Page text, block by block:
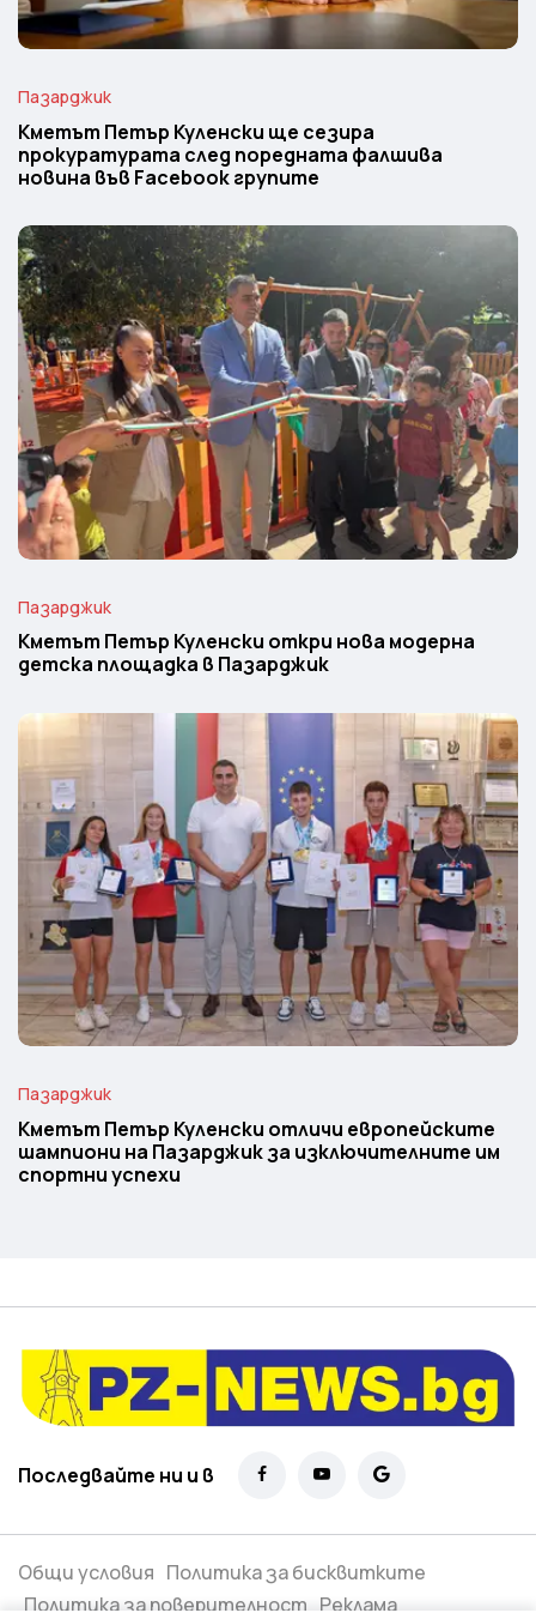
Пазарджик
Кметът Петър Куленски ще сезира
прокуратурата след поредната фалшива
новина във Facebook групите
Пазарджик
Кметът Петър Куленски откри нова модерна
детска площадка в Пазарджик
Пазарджик
Кметът Петър Куленски отличи европейските
шампиони на Пазарджик за изключителните им
спортни успехи
Последвайте ни и в
Общи условия Политика за бисквитките
Политика за поверителност Реклама